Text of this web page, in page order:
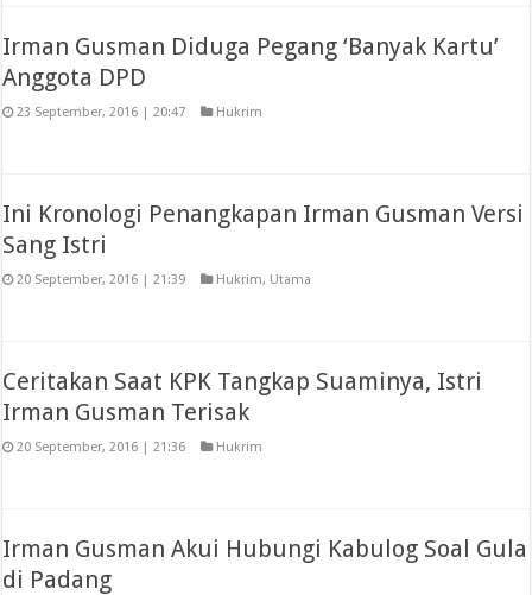
Irman Gusman Diduga Pegang ‘Banyak Kartu’
Anggota DPD
23 September, 2016 | 20:47 Hukrim
Ini Kronologi Penangkapan Irman Gusman Versi
Sang Istri
20 September, 2016 | 21:39 Hukrim, Utama
Ceritakan Saat KPK Tangkap Suaminya, Istri
Irman Gusman Terisak
20 September, 2016 | 21:36 Hukrim
Irman Gusman Akui Hubungi Kabulog Soal Gula
di Padang